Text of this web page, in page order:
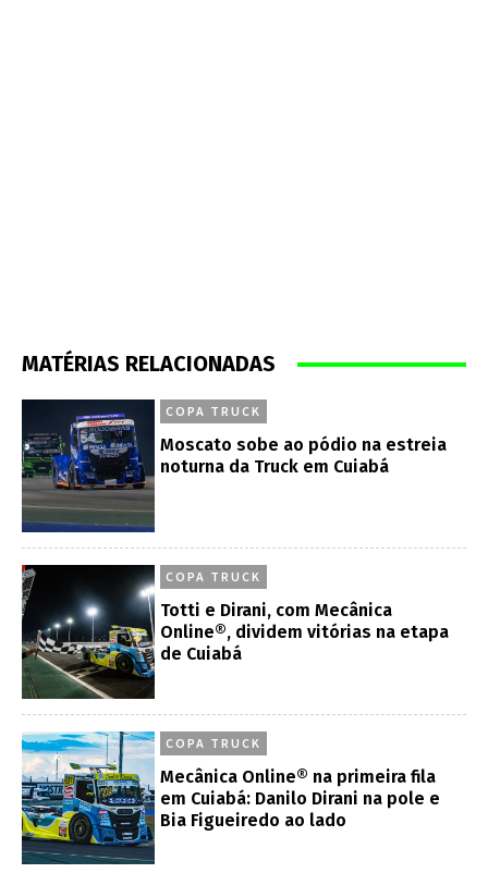
MATÉRIAS RELACIONADAS
COPA TRUCK
Moscato sobe ao pódio na estreia
noturna da Truck em Cuiabá
COPA TRUCK
Totti e Dirani, com Mecânica
Online®, dividem vitórias na etapa
de Cuiabá
COPA TRUCK
Mecânica Online® na primeira fila
em Cuiabá: Danilo Dirani na pole e
Bia Figueiredo ao lado